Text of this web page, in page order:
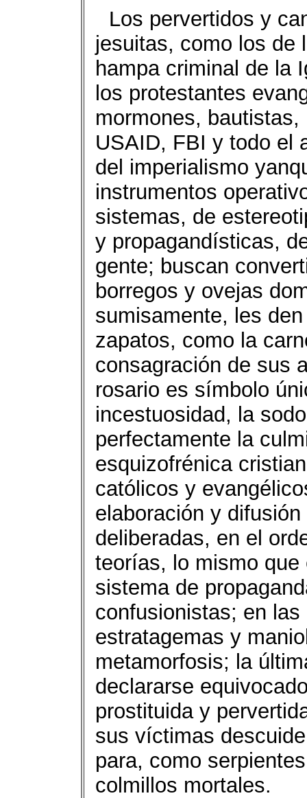
Los pervertidos y
jesuitas, como los de
hampa criminal de la
los protestantes
mormones,
USAID, FBI y todo el
del imperialismo
instrumentos
sistemas, de
y propagandísticas,
gente; buscan
borregos y ovejas
sumisamente, les
zapatos, como la
consagración de sus
rosario es símbolo
incestuosidad, la
perfectamente la
esquizofrénica
católicos y
elaboración y
deliberadas, en el
teorías, lo mismo
sistema de
confusionistas; en
estratagemas y
metamorfosis; la
declararse
prostituida y
sus víctimas
para, como
colmillos mortales.